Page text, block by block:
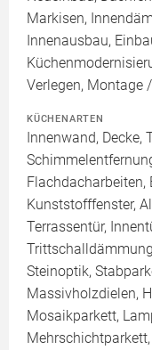
Markisen,
Innenausbau,
Verlegen, Montage
KÜCHENARTEN
Innenwand, Decke,
Flachdacharbeiten,
Kunststofffenster,
Terrassentür,
Steinoptik,
Massivholzdielen,
Mosaikparkett,